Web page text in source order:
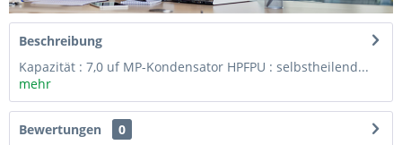
Beschreibung
Kapazität : 7,0 uf MP-Kondensator HPFPU : selbstheilend...
mehr
Bewertungen
0